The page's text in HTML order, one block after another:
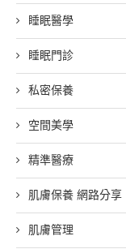
睡眠醫學
睡眠門診
私密保養
空間美學
精準醫療
肌膚保養 網路分享
肌膚管理